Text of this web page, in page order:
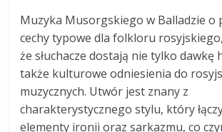
Muzyka Musorgskiego w Balladzie o
cechy typowe dla folkloru
że słuchacze dostają nie tylko dawkę
także kulturowe odniesienia do
muzycznych. Utwór jest znany z
charakterystycznego stylu, który
elementy ironii oraz sarkazmu, co